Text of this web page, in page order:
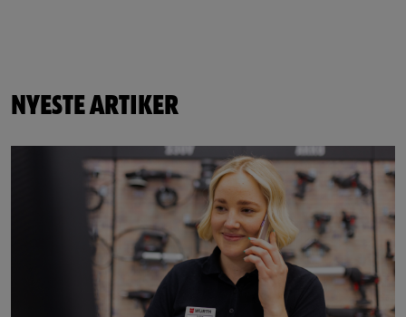
NYESTE ARTIKER